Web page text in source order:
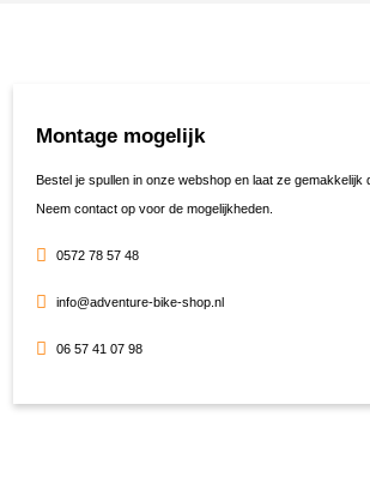
Montage mogelijk
Bestel je spullen in onze webshop en laat ze gemakkelijk
Neem contact op voor de mogelijkheden.
0572 78 57 48
info@adventure-bike-shop.nl
06 57 41 07 98